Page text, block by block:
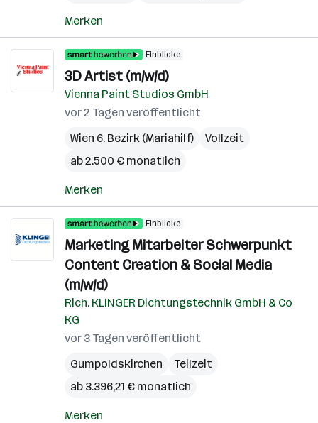
Merken
Einblicke
3D Artist (m/w/d)
Vienna Paint Studios GmbH
vor 2 Tagen veröffentlicht
Wien 6. Bezirk (Mariahilf)
Vollzeit
ab 2.500 € monatlich
Merken
Einblicke
Marketing Mitarbeiter Schwerpunkt
Content Creation & Social Media
(m/w/d)
Rich. KLINGER Dichtungstechnik GmbH & Co
KG
vor 3 Tagen veröffentlicht
Gumpoldskirchen
Teilzeit
ab 3.396,21 € monatlich
Merken